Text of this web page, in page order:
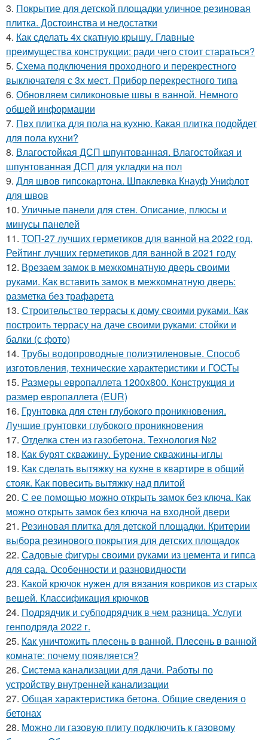
3. Покрытие для детской площадки уличное резиновая
плитка. Достоинства и недостатки
4. Как сделать 4х скатную крышу. Главные
преимущества конструкции: ради чего стоит стараться?
5. Схема подключения проходного и перекрестного
выключателя с 3х мест. Прибор перекрестного типа
6. Обновляем силиконовые швы в ванной. Немного
общей информации
7. Пвх плитка для пола на кухню. Какая плитка подойдет
для пола кухни?
8. Влагостойкая ДСП шпунтованная. Влагостойкая и
шпунтованная ДСП для укладки на пол
9. Для швов гипсокартона. Шпаклевка Кнауф Унифлот
для швов
10. Уличные панели для стен. Описание, плюсы и
минусы панелей
11. ТОП-27 лучших герметиков для ванной на 2022 год.
Рейтинг лучших герметиков для ванной в 2021 году
12. Врезаем замок в межкомнатную дверь своими
руками. Как вставить замок в межкомнатную дверь:
разметка без трафарета
13. Строительство террасы к дому своими руками. Как
построить террасу на даче своими руками: стойки и
балки (с фото)
14. Трубы водопроводные полиэтиленовые. Способ
изготовления, технические характеристики и ГОСТы
15. Размеры европаллета 1200х800. Конструкция и
размер европаллета (EUR)
16. Грунтовка для стен глубокого проникновения.
Лучшие грунтовки глубокого проникновения
17. Отделка стен из газобетона. Технология №2
18. Как бурят скважину. Бурение скважины-иглы
19. Как сделать вытяжку на кухне в квартире в общий
стояк. Как повесить вытяжку над плитой
20. С ее помощью можно открыть замок без ключа. Как
можно открыть замок без ключа на входной двери
21. Резиновая плитка для детской площадки. Критерии
выбора резинового покрытия для детских площадок
22. Садовые фигуры своими руками из цемента и гипса
для сада. Особенности и разновидности
23. Какой крючок нужен для вязания ковриков из старых
вещей. Классификация крючков
24. Подрядчик и субподрядчик в чем разница. Услуги
генподряда 2022 г.
25. Как уничтожить плесень в ванной. Плесень в ванной
комнате: почему появляется?
26. Система канализации для дачи. Работы по
устройству внутренней канализации
27. Общая характеристика бетона. Общие сведения о
бетонах
28. Можно ли газовую плиту подключить к газовому